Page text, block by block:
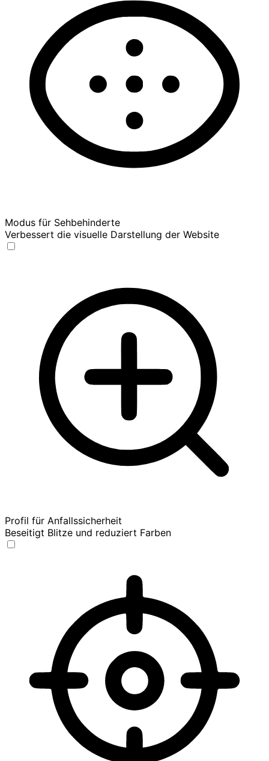
Modus für Sehbehinderte
Verbessert die visuelle Darstellung der Website
Profil für Anfallssicherheit
Beseitigt Blitze und reduziert Farben